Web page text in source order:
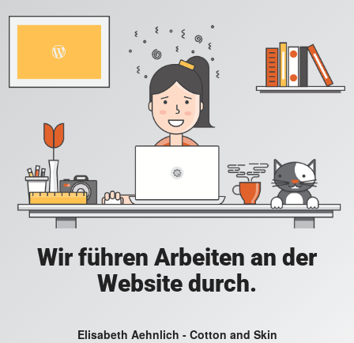
Wir führen Arbeiten an der
Website durch.
Elisabeth Aehnlich - Cotton and Skin